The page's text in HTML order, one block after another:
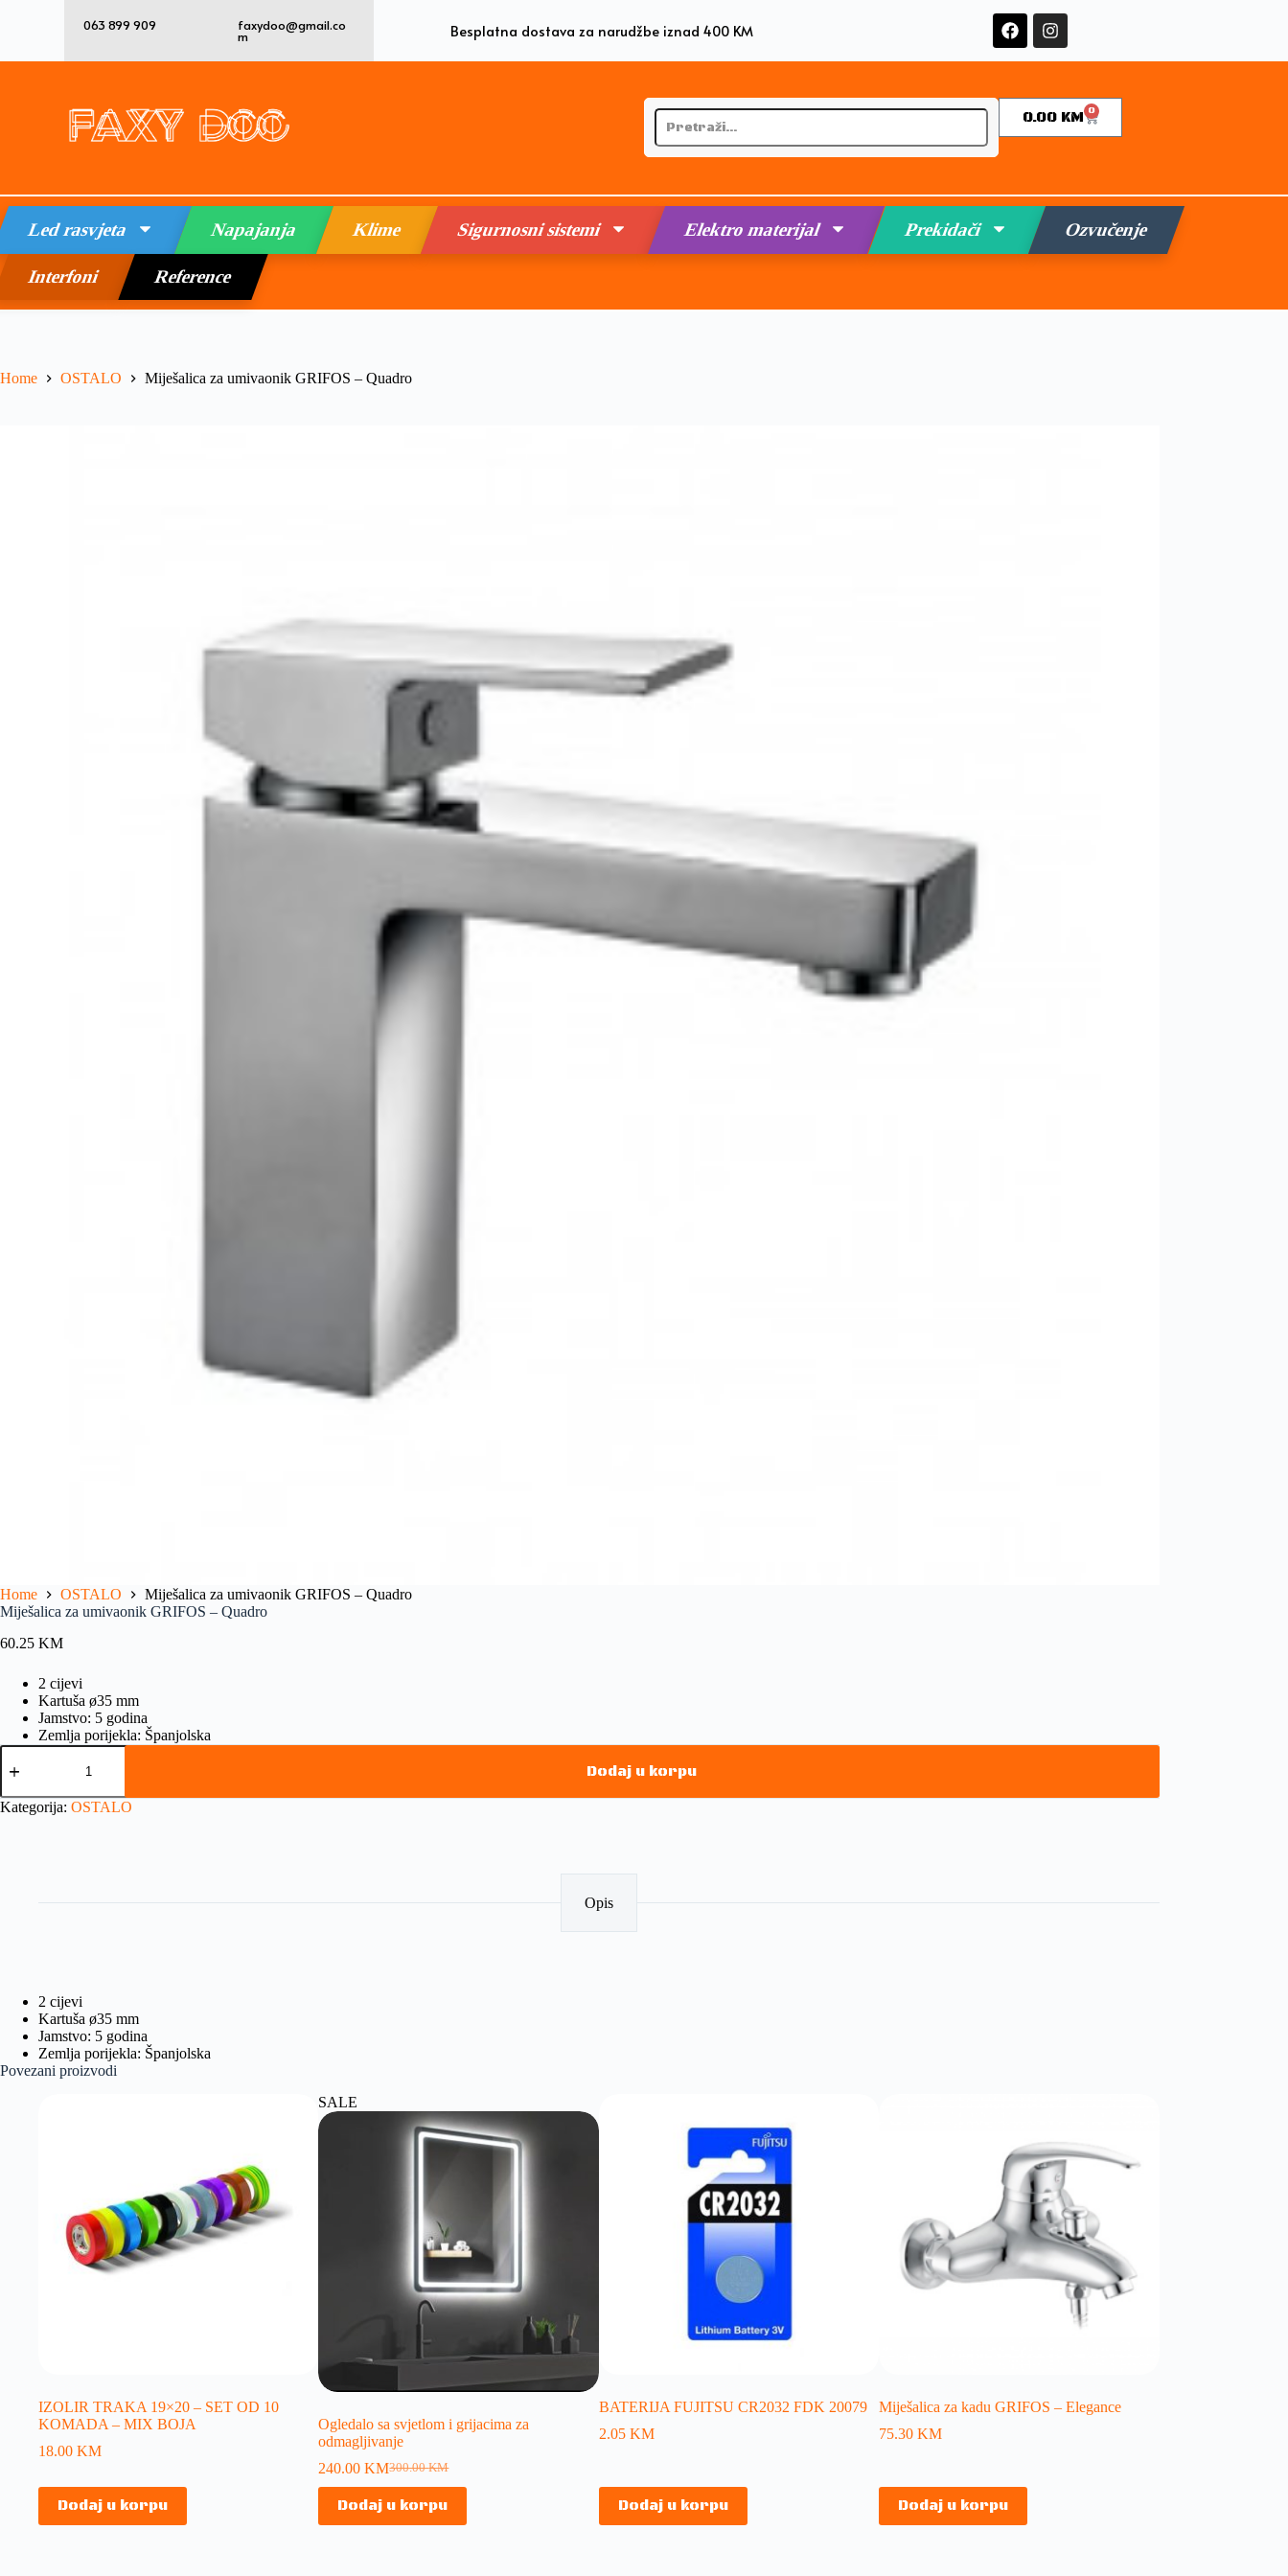
063 899 909 faxydoo@gmail.co
m Besplatna dostava za narudžbe iznad 400 KM
0.00 KM 0
Led rasvjeta Napajanja Klime Sigurnosni sistemi Elektro materijal Prekidači Ozvučenje
Interfoni Reference
Home OSTALO Miješalica za umivaonik GRIFOS – Quadro
Home OSTALO
Miješalica za umivaonik GRIFOS – Quadro
Miješalica za umivaonik GRIFOS – Quadro
60.25 KM
2 cijevi
Kartuša ø35 mm
Jamstvo: 5 godina
Zemlja porijekla: Španjolska
Dodaj u korpu
Kategorija: OSTALO
Opis
2 cijevi
Kartuša ø35 mm
Jamstvo: 5 godina
Zemlja porijekla: Španjolska
Povezani proizvodi
IZOLIR TRAKA 19×20 – SET OD 10
KOMADA – MIX BOJA
18.00 KM
Dodaj u korpu
SALE
Ogledalo sa svjetlom i grijacima za
odmagljivanje
300.00KM
240.00KM
Dodaj u korpu
BATERIJA FUJITSU CR2032 FDK 20079
2.05 KM
Dodaj u korpu
Miješalica za kadu GRIFOS – Elegance
75.30KM
Dodaj u korpu